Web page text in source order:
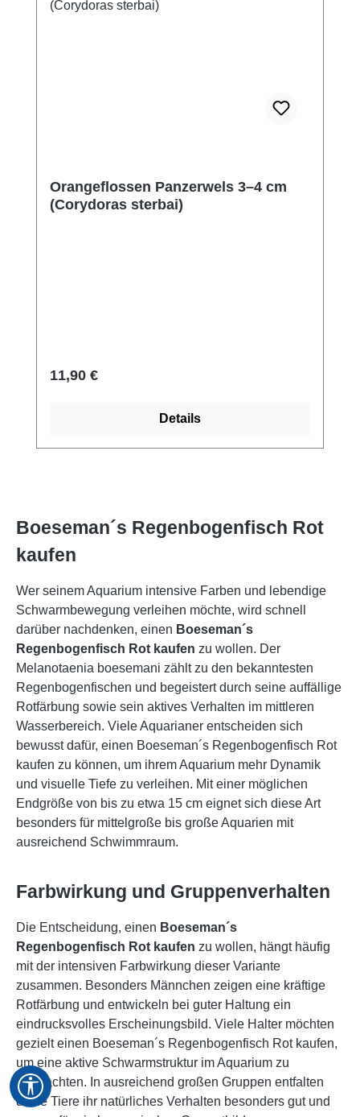
Orangeflossen Panzerwels 3–4 cm
(Corydoras sterbai)
Regulärer Preis:
11,90 €
Details
Boeseman´s Regenbogenfisch Rot
kaufen
Wer seinem Aquarium intensive Farben und lebendige
Schwarmbewegung verleihen möchte, wird schnell
darüber nachdenken, einen Boeseman´s
Regenbogenfisch Rot kaufen zu wollen. Der
Melanotaenia boesemani zählt zu den bekanntesten
Regenbogenfischen und begeistert durch seine auffällige
Rotfärbung sowie sein aktives Verhalten im mittleren
Wasserbereich. Viele Aquarianer entscheiden sich
bewusst dafür, einen Boeseman´s Regenbogenfisch Rot
kaufen zu können, um ihrem Aquarium mehr Dynamik
und visuelle Tiefe zu verleihen. Mit einer möglichen
Endgröße von bis zu etwa 15 cm eignet sich diese Art
besonders für mittelgroße bis große Aquarien mit
ausreichend Schwimmraum.
Farbwirkung und Gruppenverhalten
Die Entscheidung, einen Boeseman´s
Regenbogenfisch Rot kaufen zu wollen, hängt häufig
mit der intensiven Farbwirkung dieser Variante
zusammen. Besonders Männchen zeigen eine kräftige
Rotfärbung und entwickeln bei guter Haltung ein
eindrucksvolles Erscheinungsbild. Viele Halter möchten
gezielt einen Boeseman´s Regenbogenfisch Rot kaufen,
um eine aktive Schwarmstruktur im Aquarium zu
beobachten. In ausreichend großen Gruppen entfalten
diese Tiere ihr natürliches Verhalten besonders gut und
Werkzeugleiste anzeigen